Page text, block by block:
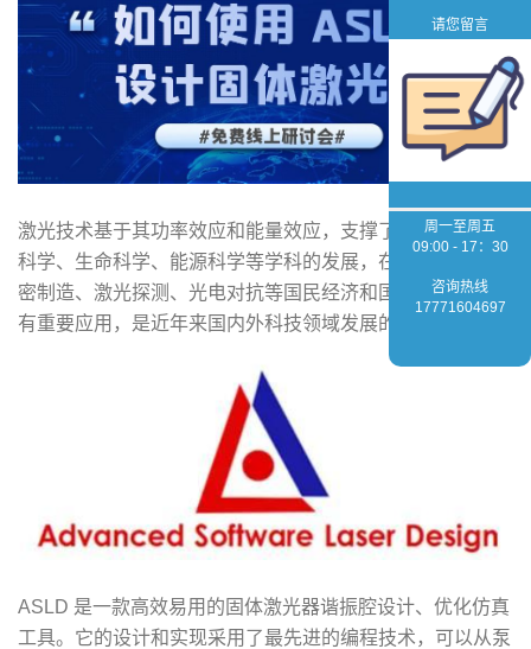
激光技术基于其功率效应和能量效应，支撑了物理学、材料
科学、生命科学、能源科学等学科的发展，在激光加工、精
密制造、激光探测、光电对抗等国民经济和国防安全领域具
有重要应用，是近年来国内外科技领域发展的热点之一。
ASLD 是一款高效易用的固体激光器谐振腔设计、优化仿真
工具。它的设计和实现采用了最先进的编程技术，可以从泵
请您留言
周一至周五
09:00 - 17：30
咨询热线
17771604697